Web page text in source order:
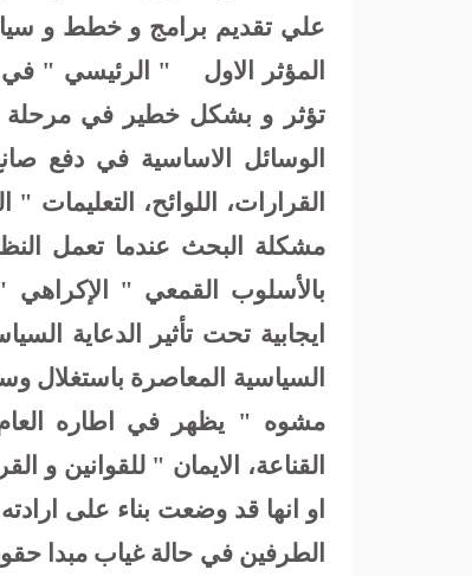
علي تقديم برامج و خطط و
المؤثر الاول
" الرئيسي " في
تؤثر و بشكل خطير في مرحلة
الوسائل الاساسية في دفع
القرارات، اللوائح،
مشكلة البحث عندما تعمل
بالأسلوب القمعي " الإكراهي
ايجابية تحت تأثير الدعاية
السياسية المعاصرة باستغلال
مشوه " يظهر في اطاره العام
القناعة، الايمان " للقوانين و
او انها قد وضعت بناء على
الطرفين في حالة غياب مبدا